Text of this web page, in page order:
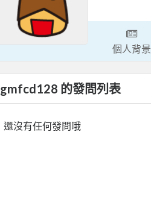
個人背景
gmfcd128 的發問列表
還沒有任何發問哦